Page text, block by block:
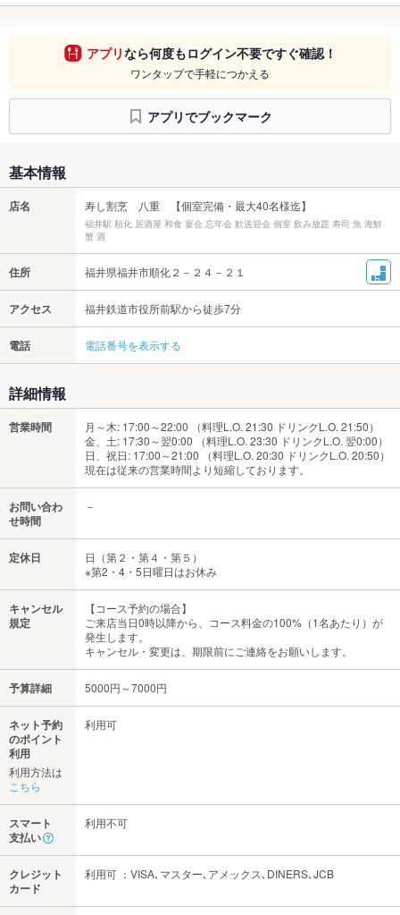
アプリなら何度もログイン不要ですぐ確認！
ワンタップで手軽につかえる
アプリでブックマーク
基本情報
店名 寿し割烹 八重 【個室完備・最大40名様迄】
福井駅 順化 居酒屋 和食 宴会 忘年会 歓送迎会 個室 飲み放題 寿司 魚 海鮮
蟹 酒
住所 福井県福井市順化２－２４－２１
アクセス 福井鉄道市役所前駅から徒歩7分
電話 電話番号を表示する
詳細情報
営業時間
月～木: 17:00～22:00 （料理L.O. 21:30 ドリンクL.O. 21:50）
金、土: 17:30～翌0:00 （料理L.O. 23:30 ドリンクL.O. 翌0:00）
日、祝日: 17:00～21:00 （料理L.O. 20:30 ドリンクL.O. 20:50）
現在は従来の営業時間より短縮しております。
お問い合わ
せ時間
－
定休日
日（第２・第４・第５）
※第2・4・5日曜日はお休み
キャンセル
規定
【コース予約の場合】
ご来店当日0時以降から、コース料金の100%（1名あたり）が
発生します。
キャンセル・変更は、期限前にご連絡をお願いします。
予算詳細 5000円～7000円
ネット予約
のポイント
利用
利用方法は
こちら
利用可
スマート
支払い
利用不可
クレジット
カード
利用可 ：VISA､マスター､アメックス､DINERS､JCB